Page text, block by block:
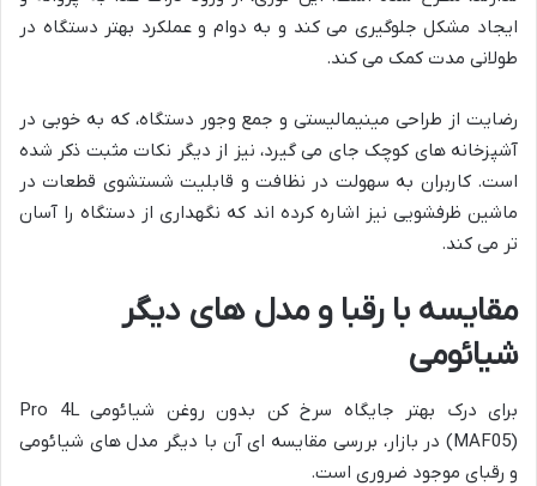
ایجاد مشکل جلوگیری می کند و به دوام و عملکرد بهتر دستگاه در
طولانی مدت کمک می کند.
رضایت از طراحی مینیمالیستی و جمع وجور دستگاه، که به خوبی در
آشپزخانه های کوچک جای می گیرد، نیز از دیگر نکات مثبت ذکر شده
است. کاربران به سهولت در نظافت و قابلیت شستشوی قطعات در
ماشین ظرفشویی نیز اشاره کرده اند که نگهداری از دستگاه را آسان
تر می کند.
مقایسه با رقبا و مدل های دیگر
شیائومی
برای درک بهتر جایگاه سرخ کن بدون روغن شیائومی Pro 4L
(MAF05) در بازار، بررسی مقایسه ای آن با دیگر مدل های شیائومی
و رقبای موجود ضروری است.